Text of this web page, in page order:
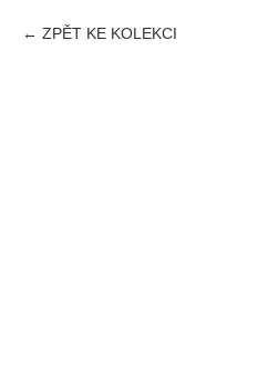
ZPĚT KE KOLEKCI